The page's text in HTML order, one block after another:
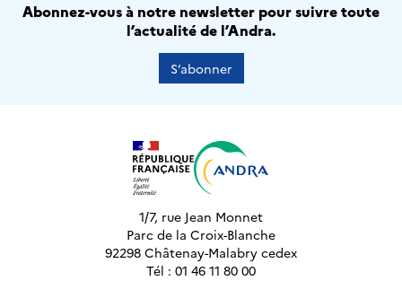
Abonnez-vous à notre newsletter pour suivre toute
l’actualité de l’Andra.
S’abonner
1/7, rue Jean Monnet
Parc de la Croix-Blanche
92298 Châtenay-Malabry cedex
Tél : 01 46 11 80 00